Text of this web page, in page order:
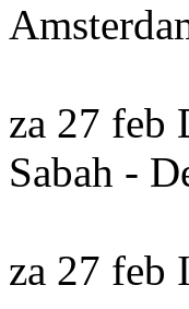
za 27 feb
Sabah -
za 27 feb